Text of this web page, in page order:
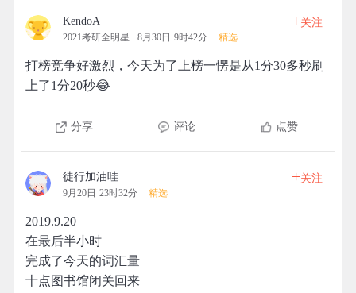
KendoA
2021考研全明星 8月30日 9时42分 精选
+关注
打榜竞争好激烈，今天为了上榜一愣是从1分30多秒刷
上了1分20秒😂
分享 评论 点赞
徒行加油哇
9月20日 23时32分 精选
+关注
2019.9.20
在最后半小时
完成了今天的词汇量
十点图书馆闭关回来